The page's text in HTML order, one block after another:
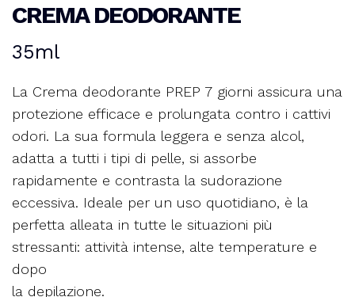
CREMA DEODORANTE
35ml
La Crema deodorante PREP 7 giorni assicura una
protezione efficace e prolungata contro i cattivi
odori. La sua formula leggera e senza alcol,
adatta a tutti i tipi di pelle, si assorbe
rapidamente e contrasta la sudorazione
eccessiva. Ideale per un uso quotidiano, è la
perfetta alleata in tutte le situazioni più
stressanti: attività intense, alte temperature e
dopo
la depilazione.